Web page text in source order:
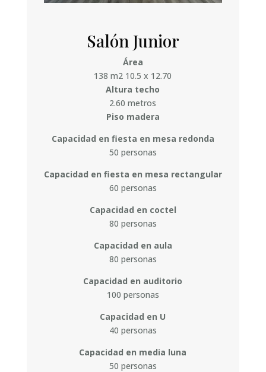
Salón Junior
Área
138 m2 10.5 x 12.70
Altura techo
2.60 metros
Piso madera
Capacidad en fiesta en mesa redonda
50 personas
Capacidad en fiesta en mesa rectangular
60 personas
Capacidad en coctel
80 personas
Capacidad en aula
80 personas
Capacidad en auditorio
100 personas
Capacidad en U
40 personas
Capacidad en media luna
50 personas